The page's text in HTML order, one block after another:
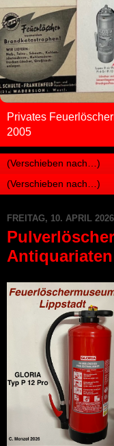
Privates
2005
FREITAG, 10. APRIL 2026